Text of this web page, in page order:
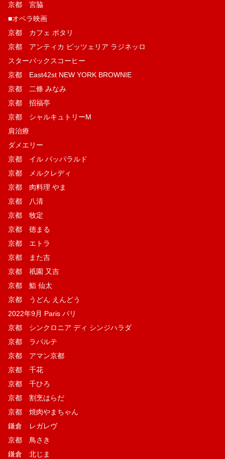
京都 宮脇
■オペラ映画
京都 カフェ ポタリ
京都 アンティカ ピッツェリア ラジネッロ
スターバックスコーヒー
京都 East42st NEW YORK BROWNIE
京都 二條 みなみ
京都 招福亭
京都 シャルキュトリーM
肩治療
ダメエリー
京都 イル パッパラルド
京都 メルクレディ
京都 肉料理 やま
京都 八清
京都 牧定
京都 徳まる
京都 エトラ
京都 また吉
京都 祇園 又吉
京都 鮨 仙太
京都 うどん えんどう
2022年9月 Paris パリ
京都 シンクロニア ディ シンジハラダ
京都 ラパルテ
京都 アマン京都
京都 千花
京都 千ひろ
京都 割烹はらだ
京都 焼肉やまちゃん
鎌倉 レガレヴ
京都 鳥さき
鎌倉 北じま